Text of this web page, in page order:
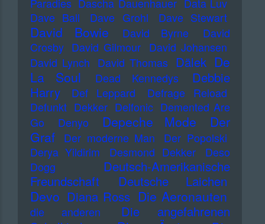
Paradies Dascha Dauenhauer Data Luv
Dave Ball
Dave Grohl Dave Stewart
David Bowie David Byrne
David
Crosby David Gilmour David Johansen
David Lynch David Thomas Dälek De
La Soul
Dead Kennedys
Debbie
Harry
Def Leppard
Defrage Reload
Defunkt Dekker Delfonic Demented Are
Go
Denyo Depeche Mode
Der
Graf
Der moderne Man
Der Popolski
Derya Yildirim
Desmond Dekker
Deso
Dogg
Deutsch-Amerikanische
Freundschaft
Deutsche Laichen
Devo Diana Ross Die Aeronauten
die anderen
Die angefahrenen